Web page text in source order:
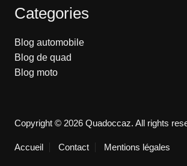
Categories
Blog automobile
Blog de quad
Blog moto
Copyright © 2026 Quadoccaz. All rights
Accueil Contact Mentions légales